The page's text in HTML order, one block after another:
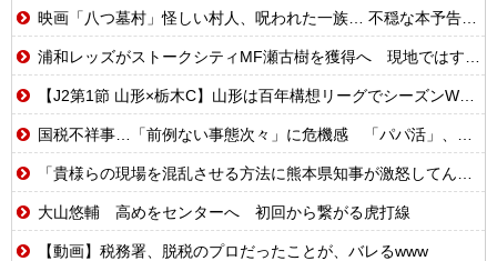
映画「八つ墓村」怪しい村人、呪われた一族… 不穏な本予告公開 主題歌はB’zの松本孝弘率いるTMG
浦和レッズがストークシティMF瀬古樹を獲得へ 現地ではすでにクラブ間合意との情報
【J2第1節 山形×栃木C】山形は百年構想リーグでシーズンW喫した栃木C下し開幕白星！川名連介は移籍後初ゴール
国税不祥事…「前例ない事態次々」に危機感 「パパ活」、情報漏えいも…
「貴様らの現場を混乱させる方法に熊本県知事が激怒してんだよ」と報道特集の非常識すぎる要求に視聴者激怒仕事に矜持とかないのかね？、
大山悠輔 高めをセンターへ 初回から繋がる虎打線
【動画】税務署、脱税のプロだったことが、バレるwww